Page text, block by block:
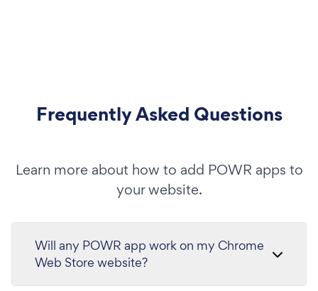
Frequently Asked Questions
Learn more about how to add POWR apps to
your website.
Will any POWR app work on my Chrome
Web Store website?